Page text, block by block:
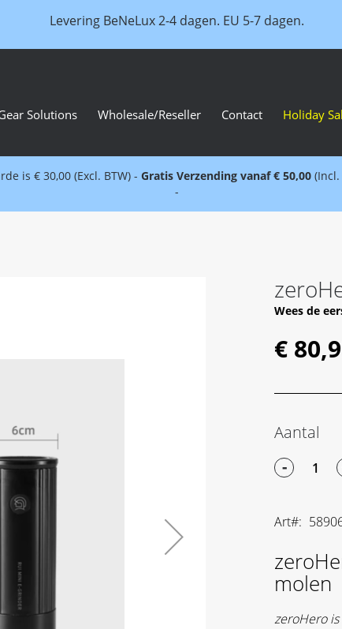
Levering BeNeLux 2-4 dagen. EU 5-7 dagen.
Solutions Wholesale/Reseller Contact Holiday
is € 30,00 (Excl. BTW) - Gratis Verzending vanaf € 50,00 (Incl.
-
Wees de
€
Aantal
-
Art
molen
zeroHero